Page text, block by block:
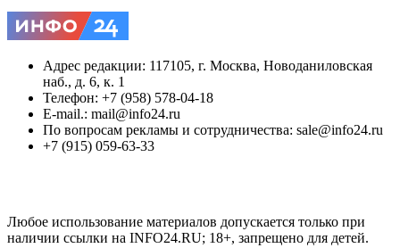
Адрес редакции: 117105, г. Москва, Новоданиловская
наб., д. 6, к. 1
Телефон: +7 (958) 578-04-18
E-mail.: mail@info24.ru
По вопросам рекламы и сотрудничества: sale@info24.ru
+7 (915) 059-63-33
Любое использование материалов допускается только при
наличии ссылки на INFO24.RU; 18+, запрещено для детей.